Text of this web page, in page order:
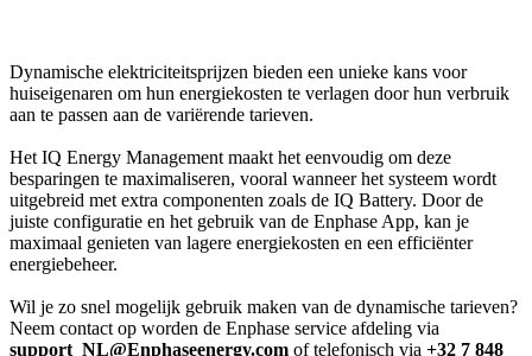
Dynamische elektriciteitsprijzen bieden een unieke kans voor
huiseigenaren om hun energiekosten te verlagen door hun verbruik
aan te passen aan de variërende tarieven.
Het IQ Energy Management maakt het eenvoudig om deze
besparingen te maximaliseren, vooral wanneer het systeem wordt
uitgebreid met extra componenten zoals de IQ Battery. Door de
juiste configuratie en het gebruik van de Enphase App, kan je
maximaal genieten van lagere energiekosten en een efficiënter
energiebeheer.
Wil je zo snel mogelijk gebruik maken van de dynamische tarieven?
Neem contact op worden de Enphase service afdeling via
support_NL@Enphaseenergy.com of telefonisch via +32 7 848